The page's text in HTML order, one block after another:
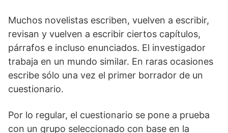
Muchos novelistas escriben, vuelven a escribir,
revisan y vuelven a escribir ciertos capítulos,
párrafos e incluso enunciados. El investigador
trabaja en un mundo similar. En raras ocasiones
escribe sólo una vez el primer borrador de un
cuestionario.
Por lo regular, el cuestionario se pone a prueba
con un grupo seleccionado con base en la